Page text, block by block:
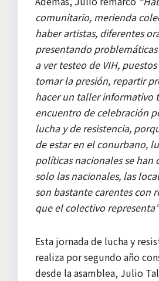
comunitario, merienda
haber artistas, diferentes
presentando
a ver testeo de VIH,
tomar la presión, repartir
hacer un taller informativo
encuentro de celebración
lucha y de resistencia,
de estar en el conurbano,
políticas nacionales se han
solo las nacionales, las
son bastante carentes con
que el colectivo
Esta jornada de lucha y
realiza por segundo año
desde la asamblea, Julio